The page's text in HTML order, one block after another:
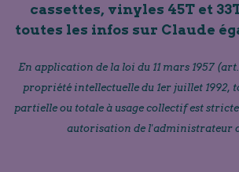
cassettes, vinyles 45T et
toutes les infos sur Claude
En application de la loi du 11 mars 1957 (art.
propriété intellectuelle du 1er juillet 1992,
partielle ou totale à usage collectif est
autorisation de l'administrateur